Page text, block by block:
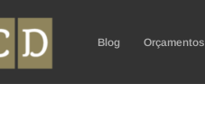
Blog Orçamentos